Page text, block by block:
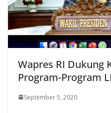
Wapres RI Dukung
Program-Program
September 5, 2020